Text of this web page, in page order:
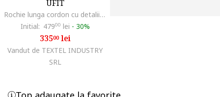
UFIT
Rochie lunga cordon cu detalii ornamentale Light Blue 16339, Albastru deschis
Initial: 47900 lei - 30%
33500lei
Vandut de TEXTEL INDUSTRY
SRL